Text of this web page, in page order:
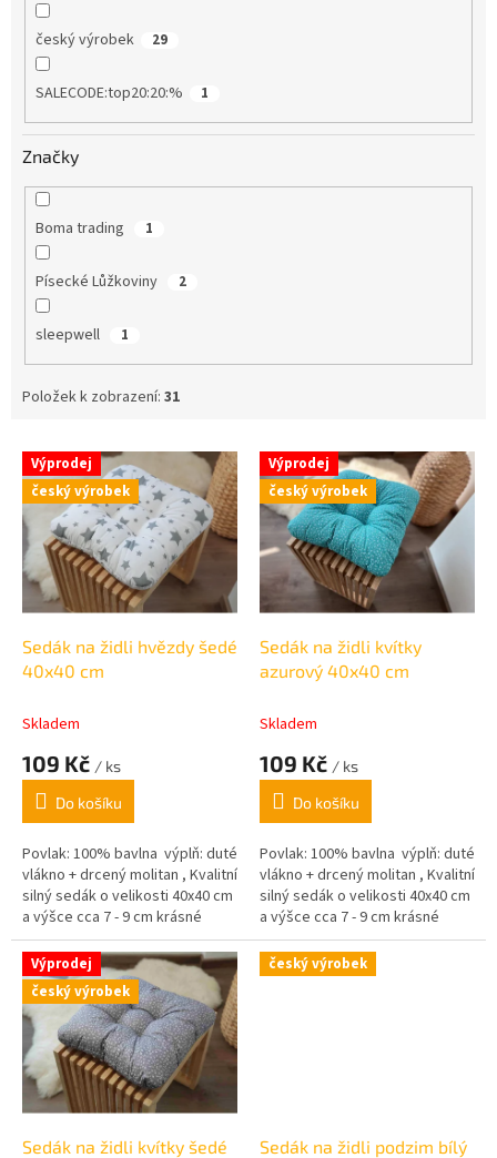
český výrobek 29
SALECODE:top20:20:% 1
Značky
Boma trading 1
Písecké Lůžkoviny 2
sleepwell 1
Položek k zobrazení: 31
V
p
p
Výprodej
český výrobek
Sedák na židli hvězdy šedé
40x40 cm
Skladem
109 Kč / ks
Do košíku
Povlak: 100% bavlna výplň: duté
vlákno + drcený molitan , Kvalitní
silný sedák o velikosti 40x40 cm
a výšce cca 7 - 9 cm krásné
pastelové barvy,
Výprodej
český výrobek
Sedák na židli kvítky
azurový 40x40 cm
Skladem
109 Kč / ks
Do košíku
Povlak: 100% bavlna výplň: duté
vlákno + drcený molitan , Kvalitní
silný sedák o velikosti 40x40 cm
a výšce cca 7 - 9 cm krásné
pastelové barvy,
Výprodej
český výrobek
Sedák na židli kvítky šedé
český výrobek
Sedák na židli podzim bílý